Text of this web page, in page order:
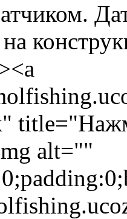
alt=""